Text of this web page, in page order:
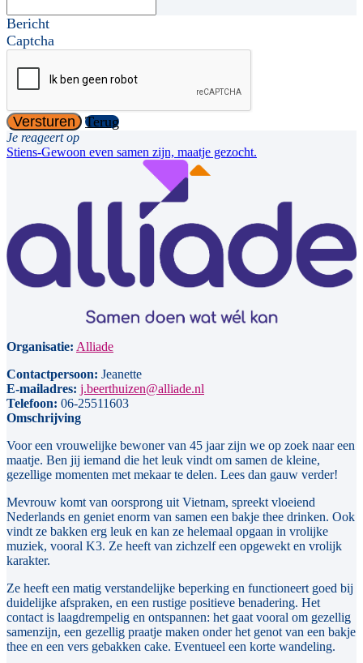
Bericht
Captcha
Versturen Terug
Je reageert op
Stiens-Gewoon even samen zijn, maatje gezocht.
Organisatie: Alliade
Contactpersoon: Jeanette
E-mailadres: j.beerthuizen@alliade.nl
Telefoon: 06-25511603
Omschrijving
Voor een vrouwelijke bewoner van 45 jaar zijn we op zoek naar een
maatje. Ben jij iemand die het leuk vindt om samen de kleine,
gezellige momenten met mekaar te delen. Lees dan gauw verder!
Mevrouw komt van oorsprong uit Vietnam, spreekt vloeiend
Nederlands en geniet enorm van samen een bakje thee drinken. Ook
vindt ze bakken erg leuk en kan ze helemaal opgaan in vrolijke
muziek, vooral K3. Ze heeft van zichzelf een opgewekt en vrolijk
karakter.
Ze heeft een matig verstandelijke beperking en functioneert goed bij
duidelijke afspraken, en een rustige positieve benadering. Het
contact is laagdrempelig en ontspannen: het gaat vooral om gezellig
samenzijn, een gezellig praatje maken onder het genot van een bakje
thee en een vers gebakken cake. Eventueel een korte wandeling.